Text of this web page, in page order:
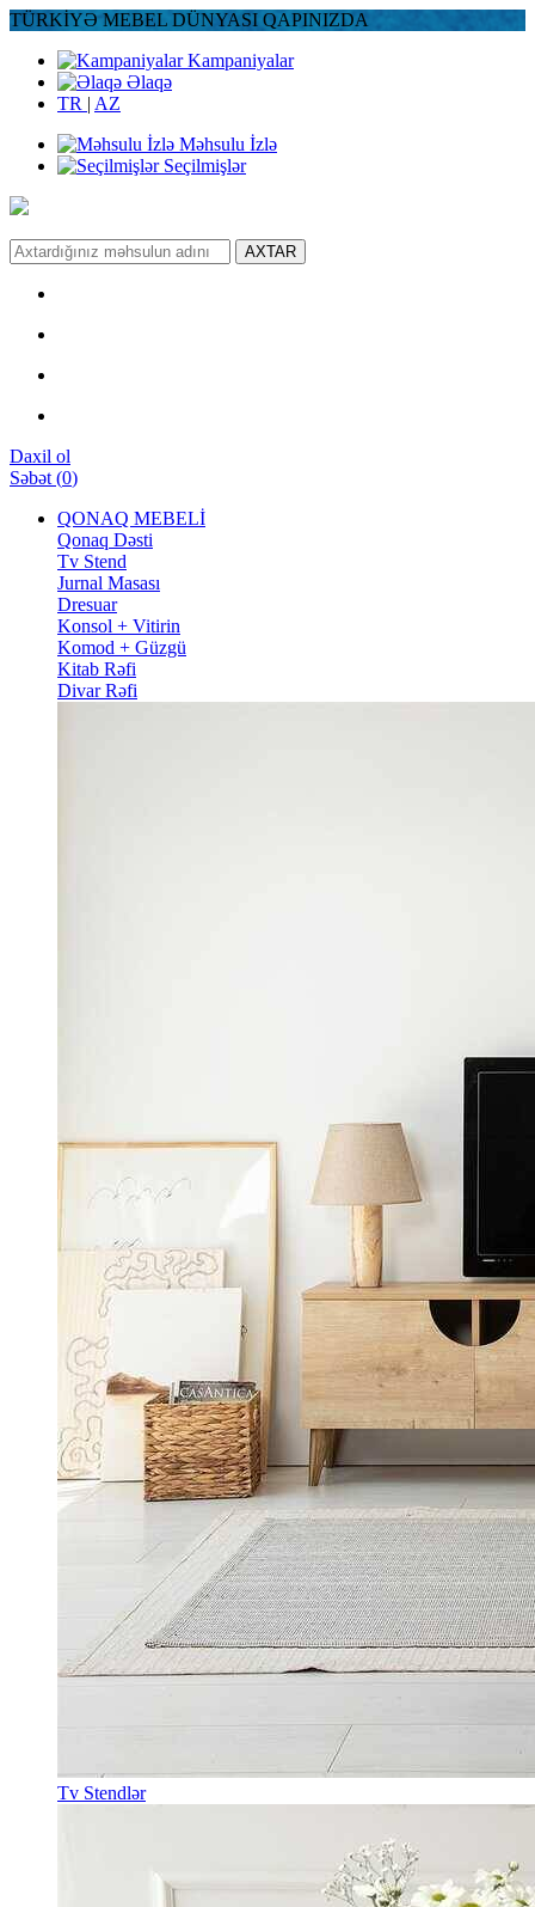
TÜRKİYƏ MEBEL DÜNYASI QAPINIZDA
Kampaniyalar
Əlaqə
TR | AZ
Məhsulu İzlə
Seçilmişlər
AXTAR
Daxil ol
Səbət (0)
QONAQ MEBELİ
Qonaq Dəsti
Tv Stend
Jurnal Masası
Dresuar
Konsol + Vitirin
Komod + Güzgü
Kitab Rəfi
Divar Rəfi
Tv Stendlər